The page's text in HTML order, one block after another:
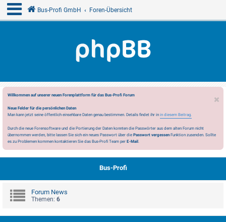
Bus-Profi GmbH Foren-Übersicht
Willkommen auf unserer neuen Forenplattform für das Bus-Profi Forum
Neue Felder für die persönlichen Daten
Man kann jetzt seine öffentlich einsehbare Daten genau bestimmen. Details findet ihr in in diesem Beitrag.
Durch die neue Forensoftware und die Portierung der Daten konnten die Passwörter aus dem alten Forum nicht
übernommen werden, bitte lassen Sie sich ein neues Passwort über die Passwort vergessen Funktion zusenden. Sollte
es zu Problemen kommen kontaktieren Sie das Bus-Profi Team per E-Mail.
Bus-Profi
Forum News
Themen: 6